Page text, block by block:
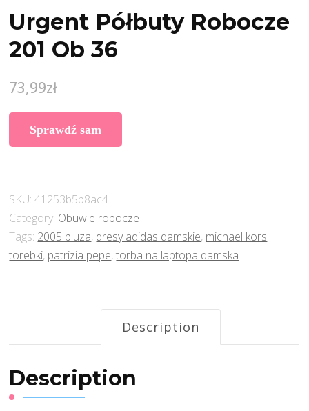
Urgent Półbuty Robocze
201 Ob 36
73,99zł
Sprawdź sam
SKU:41253b5b8ac4
Category: Obuwie robocze
Tags: 2005 bluza, dresy adidas damskie, michael kors
torebki, patrizia pepe,torba na laptopa damska
Description
Description